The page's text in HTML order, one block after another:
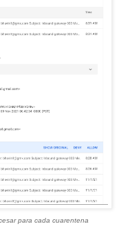
para cada cuarentena